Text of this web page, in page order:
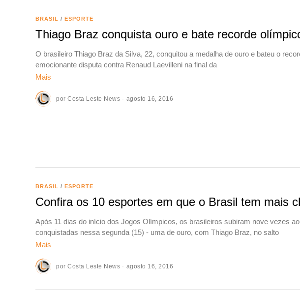
BRASIL / ESPORTE
Thiago Braz conquista ouro e bate recorde
O brasileiro Thiago Braz da Silva, 22, conquitou a medalha de ouro e bateu o
emocionante disputa contra Renaud Laevilleni na final da
Mais
por Costa Leste News agosto 16, 2016
BRASIL / ESPORTE
Confira os 10 esportes em que o Brasil tem mais
Após 11 dias do início dos Jogos Olímpicos, os brasileiros subiram nove vezes
conquistadas nessa segunda (15) - uma de ouro, com Thiago Braz, no salto
Mais
por Costa Leste News agosto 16, 2016